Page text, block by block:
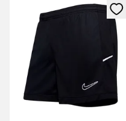
Abre un modal para